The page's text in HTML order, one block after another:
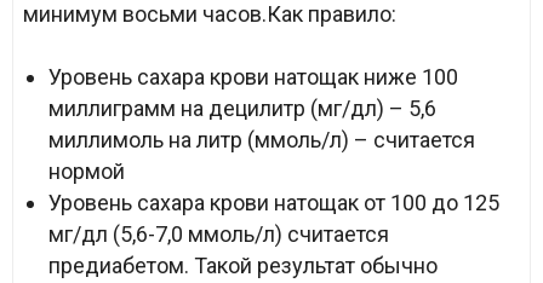
минимум восьми часов.Как правило:
Уровень сахара крови натощак ниже 100
миллиграмм на децилитр (мг/дл) – 5,6
миллимоль на литр (ммоль/л) – считается
нормой
Уровень сахара крови натощак от 100 до 125
мг/дл (5,6-7,0 ммоль/л) считается
предиабетом. Такой результат обычно